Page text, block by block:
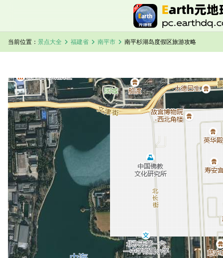
当前位置： 景点大全 chevron_right 福建省 chevron_right 南平市 chevron_right 南平杉湖岛度假区旅游攻略
南平杉湖岛度假区卫星地图加载中，请稍候...